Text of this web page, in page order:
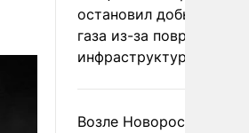
остановил добычу
газа из-за повреждения
инфраструктуры
Возле Новороссийска